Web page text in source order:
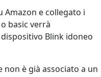
Amazon e collegato i
basic verrà
Blink idoneo
è già associato a un